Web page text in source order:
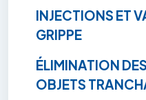
INJECTIONS ET
GRIPPE
ÉLIMINATION
OBJETS